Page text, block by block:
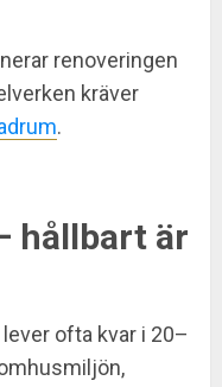
renoveringen
kräver
.
hållbart är
ofta kvar i 20–